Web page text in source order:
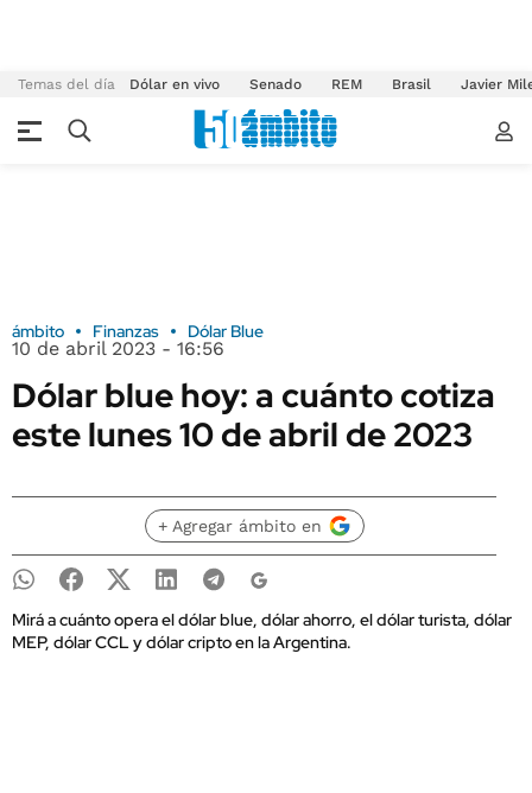
Temas del día Dólar en vivo Senado REM Brasil Javier
ámbito Finanzas Dólar Blue
10 de abril 2023 - 16:56
Dólar blue hoy: a cuánto cotiza
este lunes 10 de abril de 2023
+ Agregar ámbito en
Mirá a cuánto opera el dólar blue, dólar ahorro, el dólar turista, dólar
MEP, dólar CCL y dólar cripto en la Argentina.